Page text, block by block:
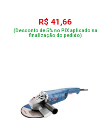
R$ 41,66
(Desconto de 5% no PIX aplicado na
finalização do pedido)